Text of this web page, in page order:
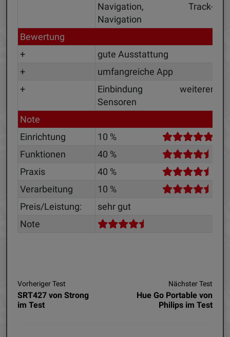
Navigation, Track-
Navigation
Bewertung
+
gute Ausstattung
+
umfangreiche App
+
Einbindung weiterer
Sensoren
Note
Einrichtung
10 %
Funktionen
40 %
Praxis
40 %
Verarbeitung
10 %
Preis/Leistung:
sehr gut
Note
Vorheriger Test
SRT427 von Strong
im Test
Nächster Test
Hue Go Portable von
Philips im Test